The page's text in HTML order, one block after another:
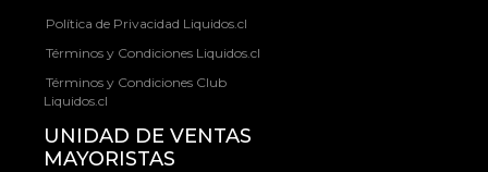
Política de Privacidad Liquidos.cl
Términos y Condiciones Liquidos.cl
Términos y Condiciones Club
Liquidos.cl
UNIDAD DE VENTAS
MAYORISTAS